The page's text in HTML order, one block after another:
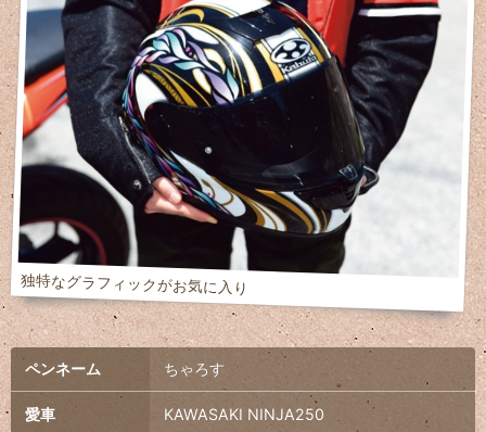
独特なグラフィックがお気に入り
ペンネーム ちゃろす
愛車 KAWASAKI NINJA250